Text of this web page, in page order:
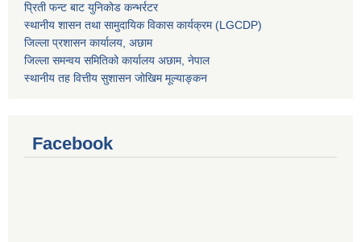
प्रिती फन्ट बाट युनिकोड कन्भर्रटर
स्थानीय शासन तथा सामुदायिक विकास कार्यक्रम (LGCDP)
जिल्ला प्रशासन कार्यालय, अछाम
जिल्ला समन्वय समितिको कार्यालय अछाम, नेपाल
स्थानीय तह वित्तीय सुशासन जोखिम मूल्याङ्कन
Facebook